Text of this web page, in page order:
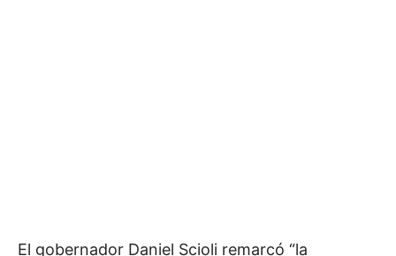
El gobernador Daniel Scioli remarcó “la